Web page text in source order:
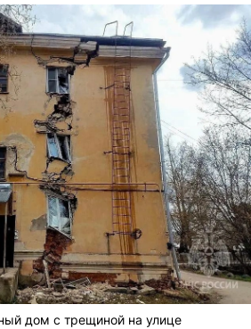
дом с трещиной на улице